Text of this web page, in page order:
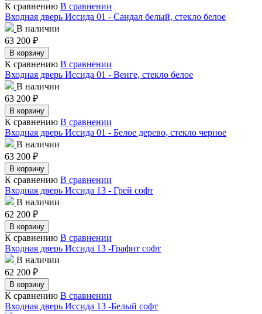
К сравнению В сравнении
Входная дверь Иссида 01 - Сандал белый, стекло белое
В наличии
63 200 ₽
В корзину
К сравнению В сравнении
Входная дверь Иссида 01 - Венге, стекло белое
В наличии
63 200 ₽
В корзину
К сравнению В сравнении
Входная дверь Иссида 01 - Белое дерево, стекло черное
В наличии
63 200 ₽
В корзину
К сравнению В сравнении
Входная дверь Иссида 13 - Грей софт
В наличии
62 200 ₽
В корзину
К сравнению В сравнении
Входная дверь Иссида 13 -Графит софт
В наличии
62 200 ₽
В корзину
К сравнению В сравнении
Входная дверь Иссида 13 -Белый софт